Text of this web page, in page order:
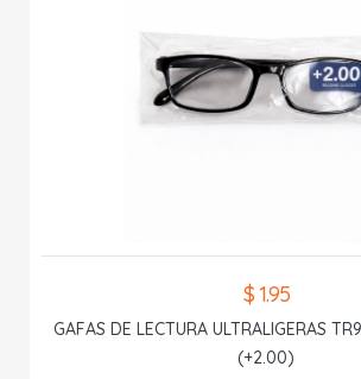
$ 1.95
GAFAS DE LECTURA ULTRALIGERAS
(+2.00)